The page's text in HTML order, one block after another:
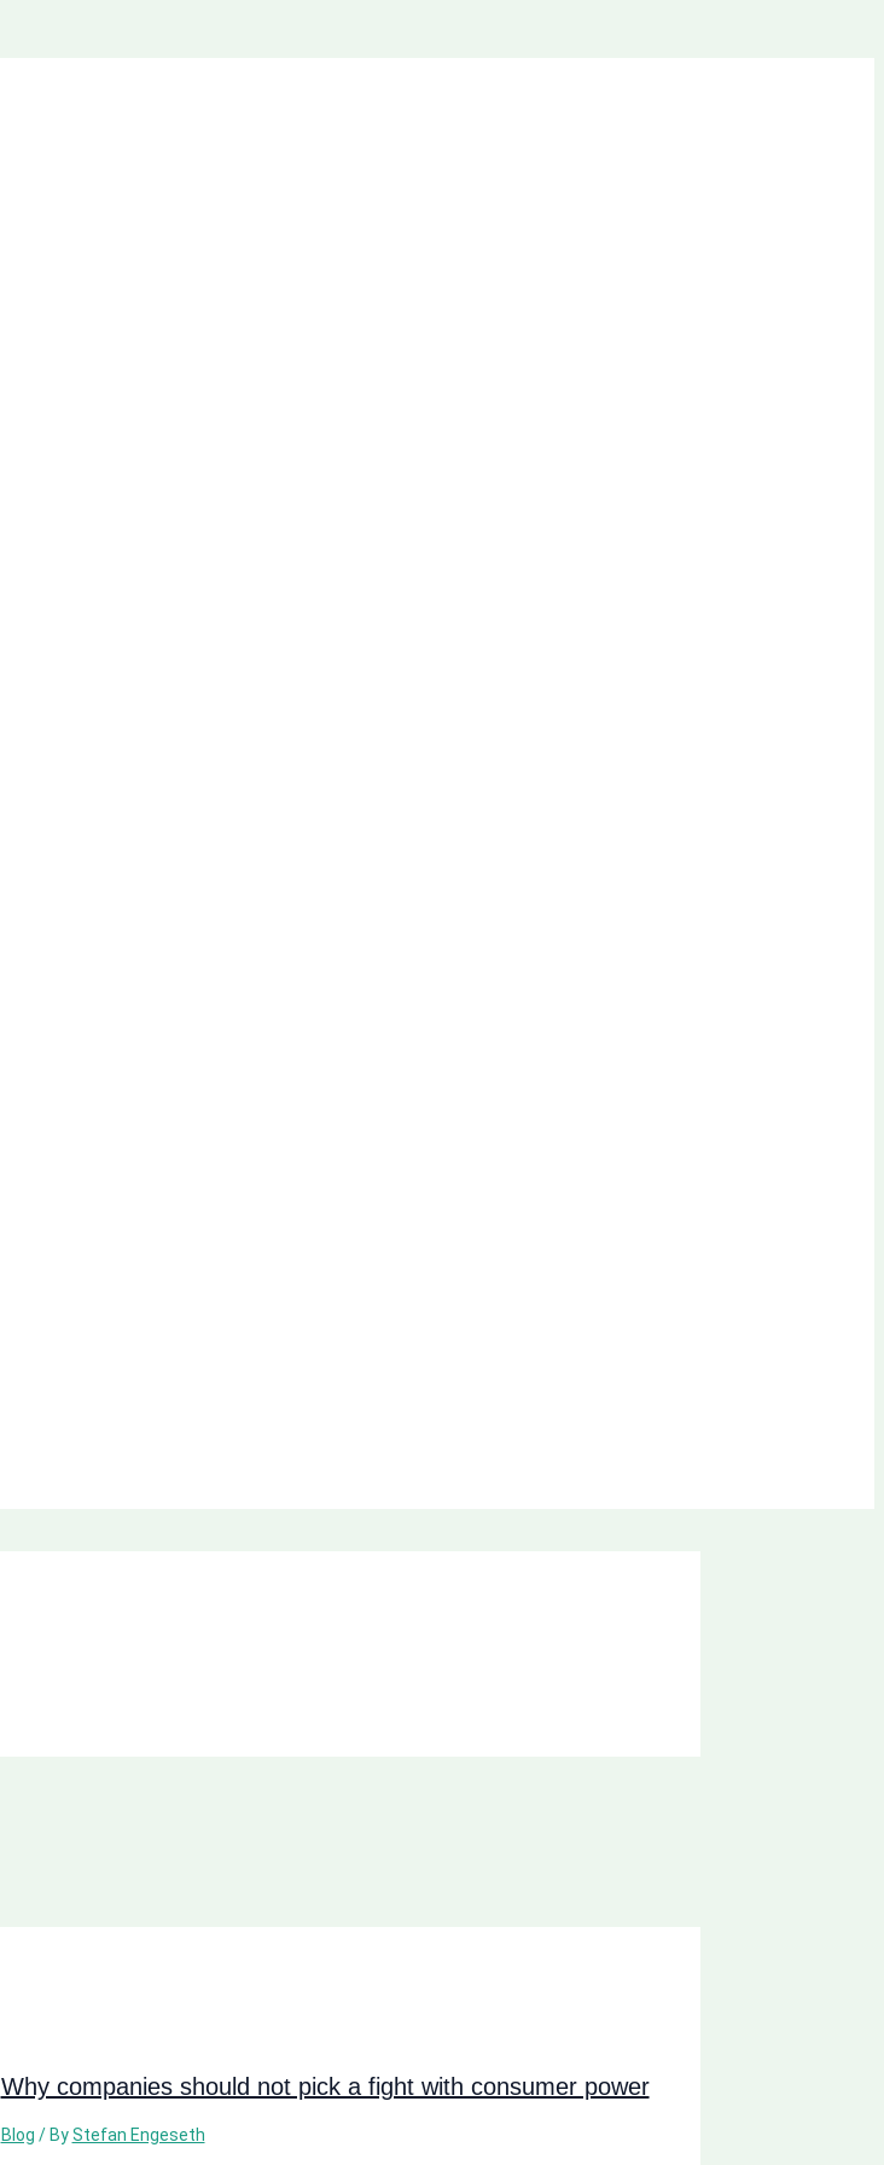
Why companies should not pick a fight with consumer power
Blog / ByStefan Engeseth